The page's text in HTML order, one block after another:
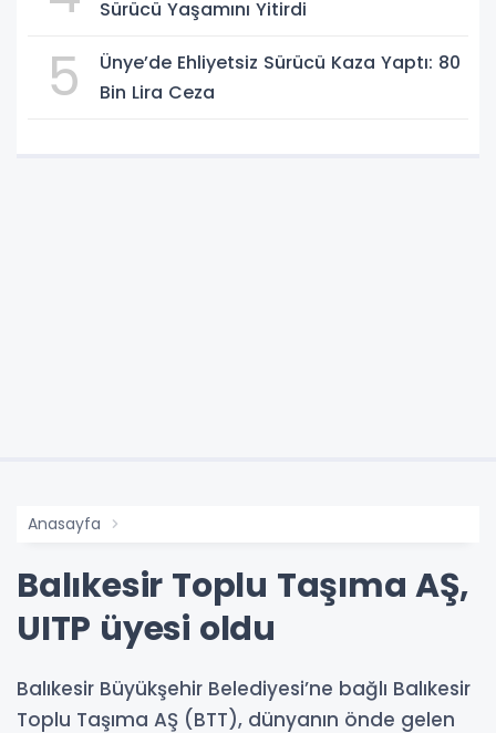
Sürücü Yaşamını Yitirdi
5
Ünye’de Ehliyetsiz Sürücü Kaza Yaptı: 80
Bin Lira Ceza
Anasayfa
Balıkesir Toplu Taşıma AŞ,
UITP üyesi oldu
Balıkesir Büyükşehir Belediyesi’ne bağlı Balıkesir
Toplu Taşıma AŞ (BTT), dünyanın önde gelen